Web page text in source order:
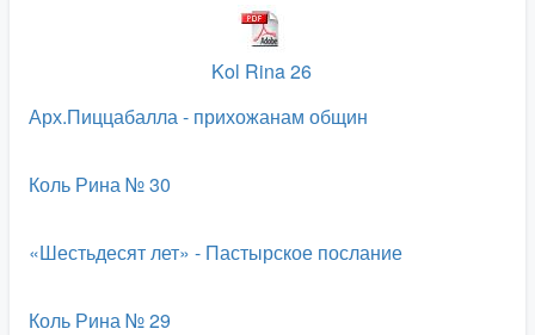
Kol Rina 26
Арх.Пиццабалла - прихожанам общин
Коль Рина № 30
«Шестьдесят лет» - Пастырское послание
Коль Рина № 29